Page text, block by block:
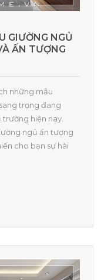
GIƯỜNG NGỦ
ẤN TƯỢNG
những mẫu
trọng đang
hiện nay.
ngủ ấn tượng
cho bạn sự hài